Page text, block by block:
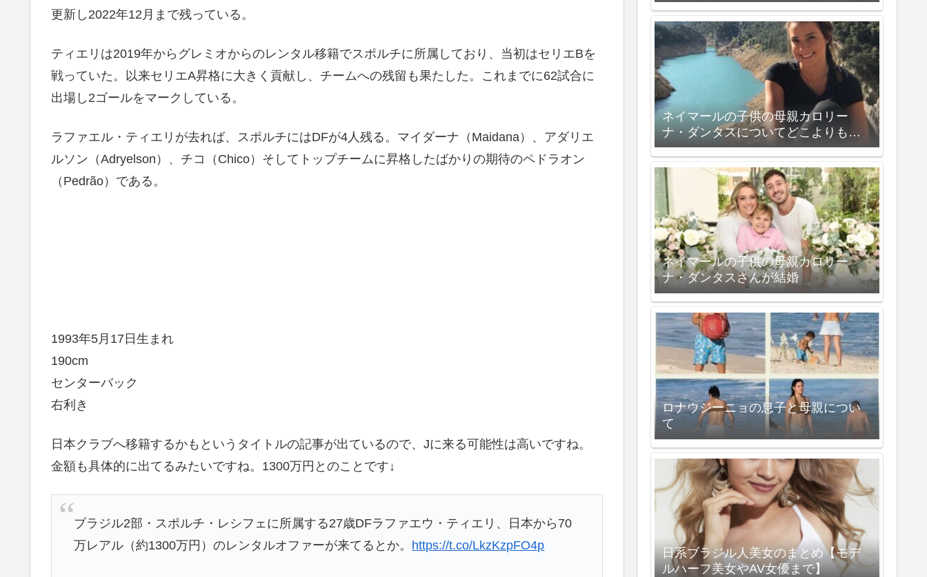
更新し2022年12月まで残っている。
ティエリは2019年からグレミオからのレンタル移籍でスポルチに所属しており、当初はセリエBを
戦っていた。以来セリエA昇格に大きく貢献し、チームへの残留も果たした。これまでに62試合に
出場し2ゴールをマークしている。
ラファエル・ティエリが去れば、スポルチにはDFが4人残る。マイダーナ（Maidana）、アダリエ
ルソン（Adryelson）、チコ（Chico）そしてトップチームに昇格したばかりの期待のペドラオン
（Pedrão）である。
1993年5月17日生まれ
190cm
センターバック
右利き
日本クラブへ移籍するかもというタイトルの記事が出ているので、Jに来る可能性は高いですね。
金額も具体的に出てるみたいですね。1300万円とのことです↓
ブラジル2部・スポルチ・レシフェに所属する27歳DFラファエウ・ティエリ、日本から70
万レアル（約1300万円）のレンタルオファーが来てるとか。 https://t.co/LkzKzpFO4p
ネイマールの子供の母親カロリー
ナ・ダンタスについてどこよりも詳
しく解説
ネイマールの子供の母親カロリー
ナ・ダンタスさんが結婚
ロナウジーニョの息子と母親につい
て
日系ブラジル人美女のまとめ【モデ
ルハーフ美女やAV女優まで】